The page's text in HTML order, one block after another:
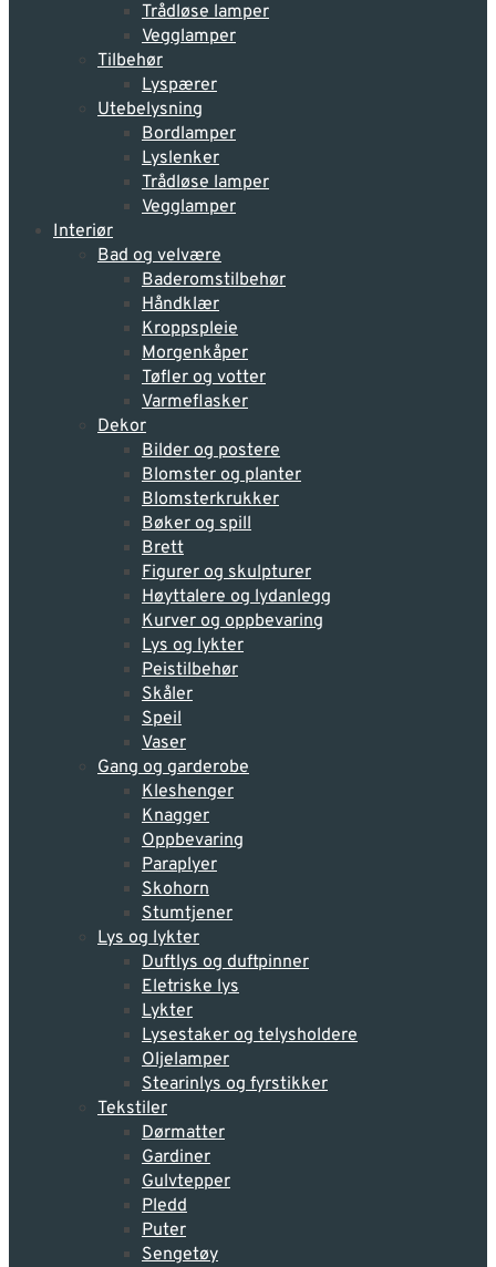
Trådløse lamper
Vegglamper
Tilbehør
Lyspærer
Utebelysning
Bordlamper
Lyslenker
Trådløse lamper
Vegglamper
Interiør
Bad og velvære
Baderomstilbehør
Håndklær
Kroppspleie
Morgenkåper
Tøfler og votter
Varmeflasker
Dekor
Bilder og postere
Blomster og planter
Blomsterkrukker
Bøker og spill
Brett
Figurer og skulpturer
Høyttalere og lydanlegg
Kurver og oppbevaring
Lys og lykter
Peistilbehør
Skåler
Speil
Vaser
Gang og garderobe
Kleshenger
Knagger
Oppbevaring
Paraplyer
Skohorn
Stumtjener
Lys og lykter
Duftlys og duftpinner
Eletriske lys
Lykter
Lysestaker og telysholdere
Oljelamper
Stearinlys og fyrstikker
Tekstiler
Dørmatter
Gardiner
Gulvtepper
Pledd
Puter
Sengetøy